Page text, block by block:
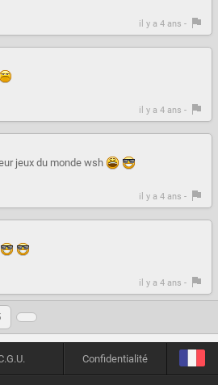
il y a 4 ans -
il y a 4 ans -
jeux du monde wsh
il y a 4 ans -
il y a 4 ans -
Confidentialité